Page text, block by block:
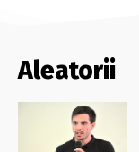
Aleatorii